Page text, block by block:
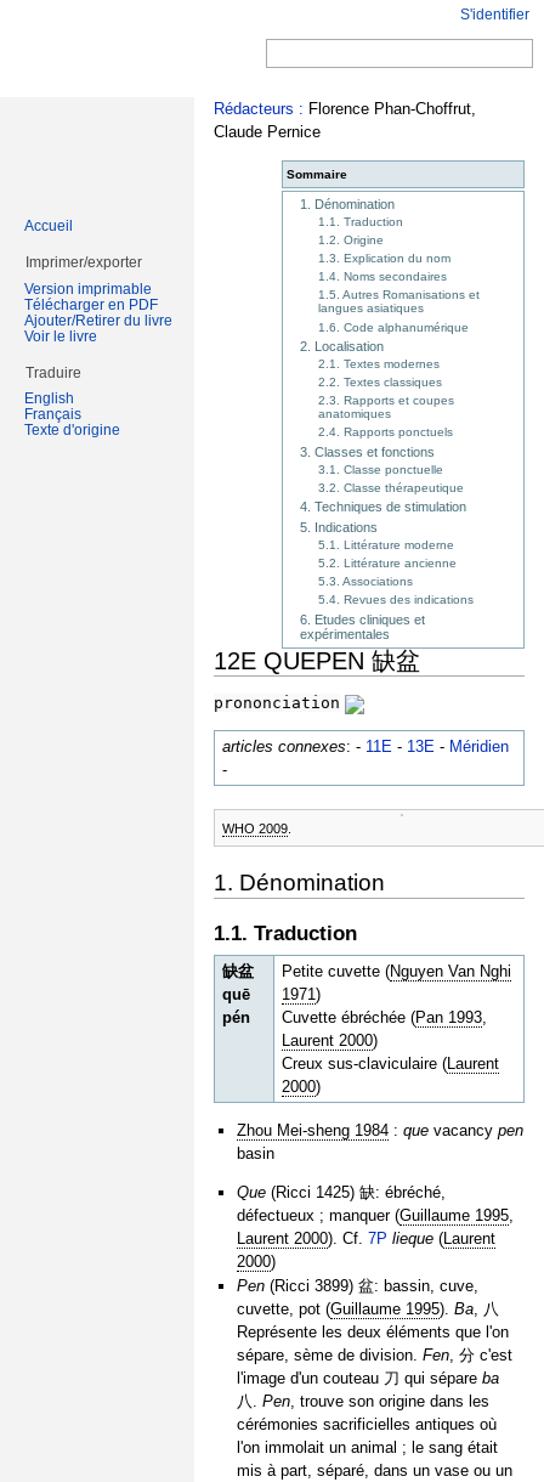
Rédacteurs : Florence Phan-Choffrut,
Claude Pernice
Sommaire
1. Dénomination
1.1. Traduction
1.2. Origine
1.3. Explication du nom
1.4. Noms secondaires
1.5. Autres Romanisations et
langues asiatiques
1.6. Code alphanumérique
2. Localisation
2.1. Textes modernes
2.2. Textes classiques
2.3. Rapports et coupes
anatomiques
2.4. Rapports ponctuels
3. Classes et fonctions
3.1. Classe ponctuelle
3.2. Classe thérapeutique
4. Techniques de stimulation
5. Indications
5.1. Littérature moderne
5.2. Littérature ancienne
5.3. Associations
5.4. Revues des indications
6. Etudes cliniques et
expérimentales
12E QUEPEN 缺盆
prononciation
articles connexes: - 11E - 13E - Méridien
-
WHO 2009
1. Dénomination
1.1. Traduction
缺盆
quē
pén
Petite cuvette (Nguyen Van Nghi
1971)
Cuvette ébréchée (Pan 1993,
Laurent 2000)
Creux sus-claviculaire (Laurent
2000)
Zhou Mei-sheng 1984 :que vacancypen
basin
Que (Ricci 1425) 缺: ébréché,
défectueux ; manquer (Guillaume 1995
Laurent 2000). Cf.7P lieque ( Laurent
2000)
Pen (Ricci 3899) 盆: bassin, cuve,
cuvette, pot (Guillaume 1995).Ba , 八
Représente les deux éléments que l'on
sépare, sème de division.Fen , 分 c'est
l'image d'un couteau 刀 qui sépareba
八.Pen , trouve son origine dans les
cérémonies sacrificielles antiques où
l'on immolait un animal ; le sang était
mis à part, séparé, dans un vase ou un
S'identifier
Accueil
Imprimer/exporter
Version imprimable
Télécharger en PDF
Ajouter/Retirer du livre
Voir le livre
Traduire
English
Français
Texte d'origine